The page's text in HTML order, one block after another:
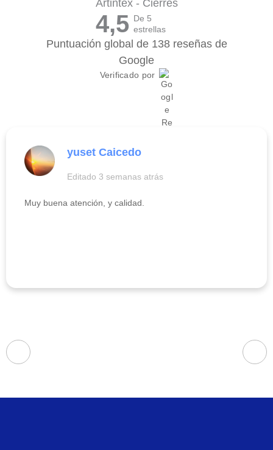
Artintex - Cierres
4,5 De 5
estrellas
Puntuación global de 138 reseñas de
Google
Verificado por
yuset Caicedo
Editado 3 semanas atrás
Muy buena atención, y calidad.